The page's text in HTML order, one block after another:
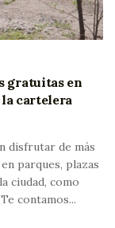
gratuitas en
cartelera
disfrutar de más
parques, plazas
ciudad, como
contamos...